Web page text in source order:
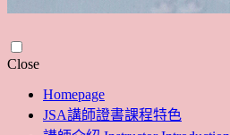
CloseSkip
content
Homepage
JSA講師證書課程特色